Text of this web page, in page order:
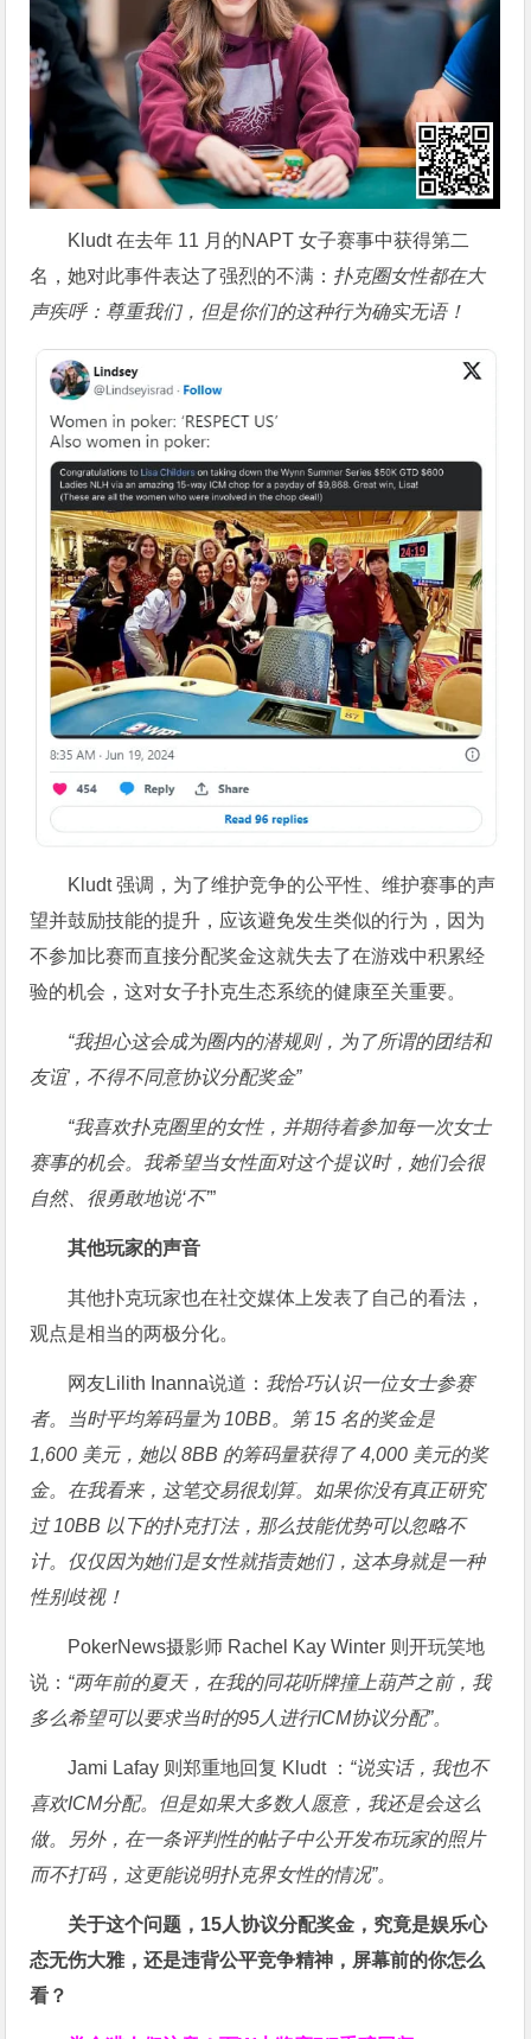
Kludt 在去年 11 月的NAPT 女子赛事中获得第二
名，她对此事件表达了强烈的不满： 扑克圈女性都在大
声疾呼：尊重我们，但是你们的这种行为确实无语！
Kludt 强调，为了维护竞争的公平性、维护赛事的声
望并鼓励技能的提升，应该避免发生类似的行为，因为
不参加比赛而直接分配奖金这就失去了在游戏中积累经
验的机会，这对女子扑克生态系统的健康至关重要。
“我担心这会成为圈内的潜规则，为了所谓的团结和
友谊，不得不同意协议分配奖金”
“我喜欢扑克圈里的女性，并期待着参加每一次女士
赛事的机会。我希望当女性面对这个提议时，她们会很
自然、很勇敢地说‘不’”
其他玩家的声音
其他扑克玩家也在社交媒体上发表了自己的看法，
观点是相当的两极分化。
网友Lilith Inanna说道： 我恰巧认识一位女士参赛
者。当时平均筹码量为 10BB。第 15 名的奖金是
1,600 美元，她以 8BB 的筹码量获得了 4,000 美元的奖
金。在我看来，这笔交易很划算。如果你没有真正研究
过 10BB 以下的扑克打法，那么技能优势可以忽略不
计。仅仅因为她们是女性就指责她们，这本身就是一种
性别歧视！
PokerNews摄影师 Rachel Kay Winter 则开玩笑地
说： “两年前的夏天，在我的同花听牌撞上葫芦之前，我
多么希望可以要求当时的95人进行ICM协议分配”。
Jami Lafay 则郑重地回复 Kludt ： “说实话，我也不
喜欢ICM分配。但是如果大多数人愿意，我还是会这么
做。另外，在一条评判性的帖子中公开发布玩家的照片
而不打码，这更能说明扑克界女性的情况”。
关于这个问题，15人协议分配奖金，究竟是娱乐心
态无伤大雅，还是违背公平竞争精神，屏幕前的你怎么
看？